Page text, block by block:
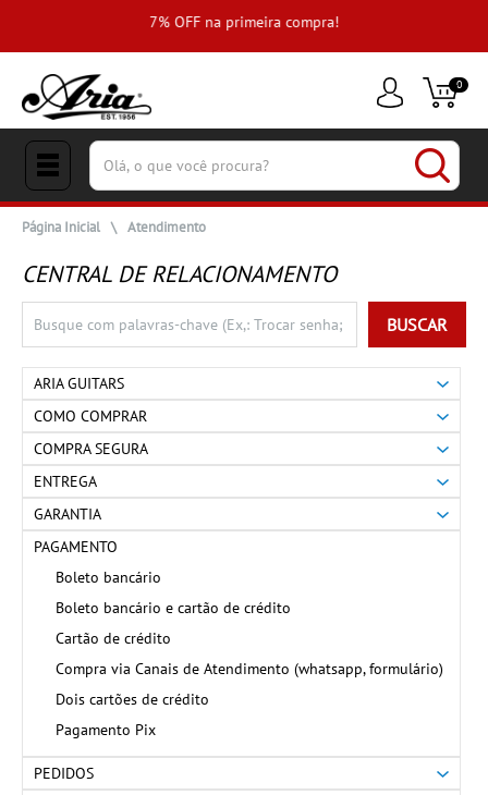
7% OFF na primeira compra!
0
(pesquisar)
Página Inicial \ Atendimento
CENTRAL DE RELACIONAMENTO
BUSCAR
ARIA GUITARS
COMO COMPRAR
COMPRA SEGURA
ENTREGA
GARANTIA
PAGAMENTO
Boleto bancário
Boleto bancário e cartão de crédito
Cartão de crédito
Compra via Canais de Atendimento (whatsapp, formulário)
Dois cartões de crédito
Pagamento Pix
PEDIDOS